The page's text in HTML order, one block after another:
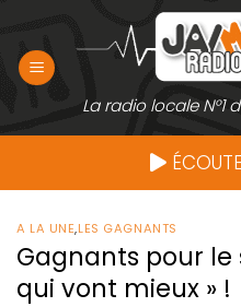
contenu
La radio locale N°1
A LA UNE,LES GAGNANTS
Gagnants pour le
qui vont mieux » !